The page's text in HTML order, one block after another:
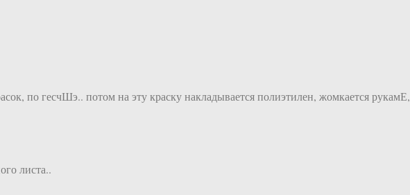
по гесчШэ.. потом на эту краску накладывается полиэтилен, жомкается рукамЕ,
листа..